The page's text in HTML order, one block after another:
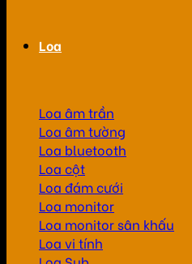
Loa
Loa âm trần
Loa âm tường
Loa bluetooth
Loa cột
Loa đám cưới
Loa monitor
Loa monitor sân khấu
Loa vi tính